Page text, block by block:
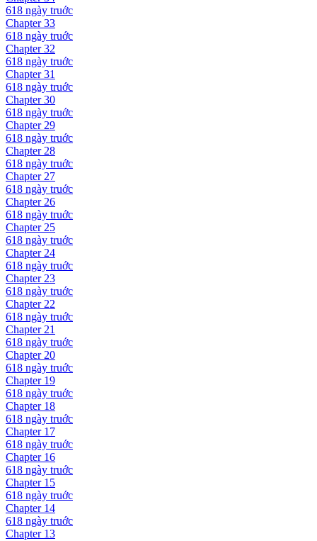
618 ngày truớc
Chapter33
618 ngày truớc
Chapter32
618 ngày truớc
Chapter31
618 ngày truớc
Chapter30
618 ngày truớc
Chapter 29
618 ngày truớc
Chapter 28
618 ngày truớc
Chapter 27
618 ngày truớc
Chapter 26
618 ngày truớc
Chapter 25
618 ngày truớc
Chapter 24
618 ngày truớc
Chapter 23
618 ngày truớc
Chapter 22
618 ngày truớc
Chapter 21
618 ngày truớc
Chapter 20
618 ngày truớc
Chapter 19
618 ngày truớc
Chapter 18
618 ngày truớc
Chapter 17
618 ngày truớc
Chapter 16
618 ngày truớc
Chapter 15
618 ngày truớc
Chapter 14
618 ngày truớc
Chapter 13